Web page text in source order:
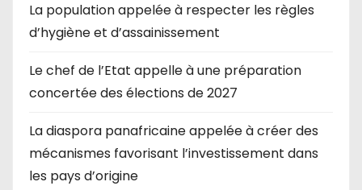
La population appelée à respecter les règles
d’hygiène et d’assainissement
Le chef de l’Etat appelle à une préparation
concertée des élections de 2027
La diaspora panafricaine appelée à créer des
mécanismes favorisant l’investissement dans
les pays d’origine